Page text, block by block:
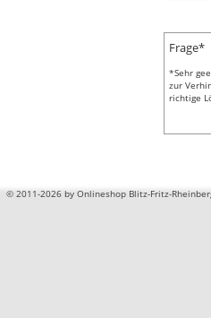
Frage*
*Sehr
zur
richtige
© 2011-2026 by Onlineshop Blitz-Fritz-